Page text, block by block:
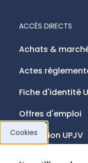
ACCÈS DIRECTS
Achats &
Actes
Fiche d'identité
Offres d'emploi
Fondation UPJV
Cookies